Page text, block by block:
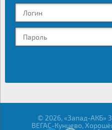
© 2026, «Запад-АКБ»
ВЕГАС-Кунцево,